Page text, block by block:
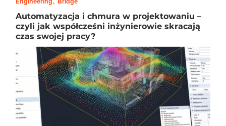
Automatyzacja i chmura w projektowaniu –
czyli jak współcześni inżynierowie skracają
czas swojej pracy?